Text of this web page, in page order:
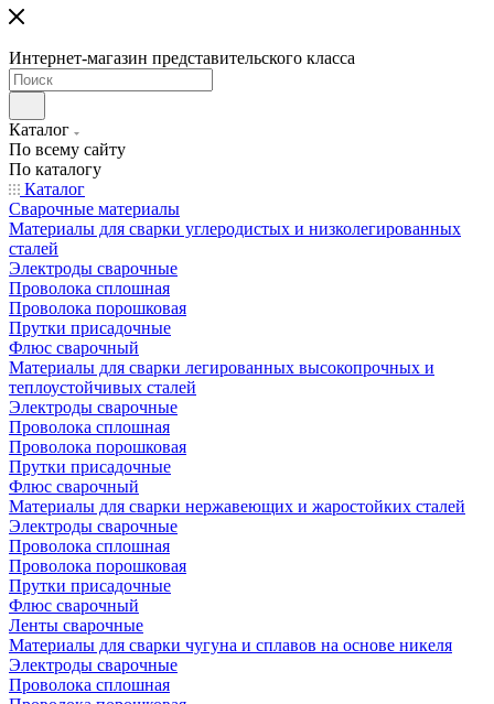
Интернет-магазин представительского класса
Каталог
По всему сайту
По каталогу
Каталог
Сварочные материалы
Материалы для сварки углеродистых и низколегированных
сталей
Электроды сварочные
Проволока сплошная
Проволока порошковая
Прутки присадочные
Флюс сварочный
Материалы для сварки легированных высокопрочных и
теплоустойчивых сталей
Электроды сварочные
Проволока сплошная
Проволока порошковая
Прутки присадочные
Флюс сварочный
Материалы для сварки нержавеющих и жаростойких сталей
Электроды сварочные
Проволока сплошная
Проволока порошковая
Прутки присадочные
Флюс сварочный
Ленты сварочные
Материалы для сварки чугуна и сплавов на основе никеля
Электроды сварочные
Проволока сплошная